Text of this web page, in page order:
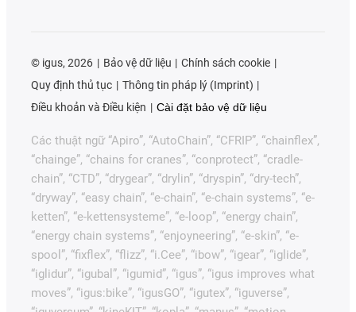
© igus, 2026 Bảo vệ dữ liệu
Chính sách cookie
Quy định thủ tục
Thông tin pháp lý (Imprint)
Điều khoản và Điều kiện
Cài đặt bảo vệ dữ liệu
Các thuật ngữ “Apiro”, “AutoChain”, “CFRIP”, “chainflex”,
“chainge”, “chains for cranes”, “conprotect”, “cradle-
chain”, “CTD”, “drygear”, “drylin”, “dryspin”, “dry-tech”,
“dryway”, “easy chain”, “e-chain”, “e-chain systems”, “e-
ketten”, “e-kettensysteme”, “e-loop”, “energy chain”,
“energy chain systems”, “enjoyneering”, “e-skin”, “e-
spool”, “fixflex”, “flizz”, “i.Cee”, “ibow”, “igear”, “iglide”,
“iglidur”, “igubal”, “igumid”, “igus”, “igus improves what
moves”, “igus:bike”, “igusGO”, “igutex”, “iguverse”,